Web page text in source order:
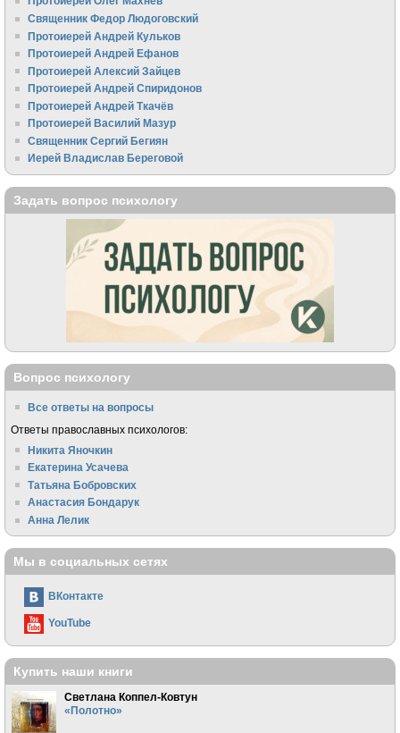
Священник Федор Людоговский
Протоиерей Андрей Кульков
Протоиерей Андрей Ефанов
Протоиерей Алексий Зайцев
Протоиерей Андрей Спиридонов
Протоиерей Андрей Ткачёв
Протоиерей Василий Мазур
Священник Сергий Бегиян
Иерей Владислав Береговой
Задать вопрос психологу
Вопрос психологу
Все ответы на вопросы
Ответы православных психологов:
Никита Яночкин
Екатерина Усачева
Татьяна Бобровских
Анастасия Бондарук
Анна Лелик
Мы в социальных сетях
ВКонтакте
YouTube
Купить наши книги
Светлана Коппел-Ковтун
«Полотно»